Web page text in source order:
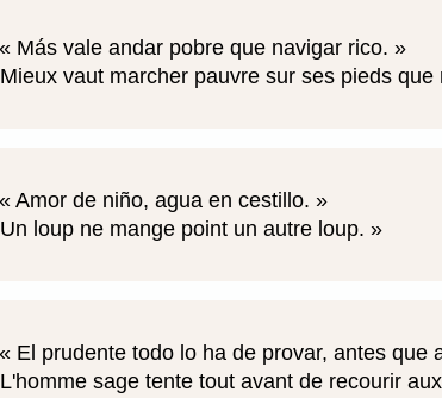
Más vale andar pobre que navigar rico.
Mieux vaut marcher pauvre sur ses pieds
Amor de niño, agua en cestillo.
Un loup ne mange point un autre loup.
El prudente todo lo ha de provar, antes que
L'homme sage tente tout avant de recourir